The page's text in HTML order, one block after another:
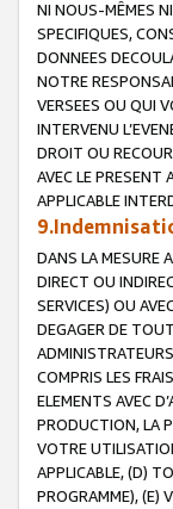
NI NOUS-MÊMES
SPECIFIQUES,
DONNEES
NOTRE
VERSEES OU QUI
INTERVENU
DROIT OU
AVEC LE PRESENT
APPLICABLE
DANS LA MESURE
DIRECT OU
SERVICES) OU
DEGAGER DE
COMPRIS LES
ELEMENTS AVEC
PRODUCTION, LA
VOTRE
APPLICABLE, (D)
PROGRAMME), (E)